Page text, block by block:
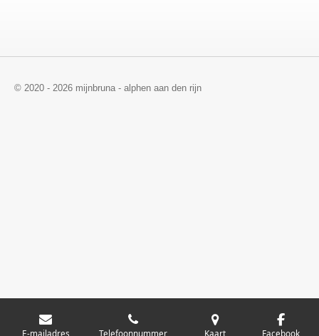
© 2020 - 2026 mijnbruna - alphen aan den rijn
E-mailadres Telefoonnummer Kaart Facebook